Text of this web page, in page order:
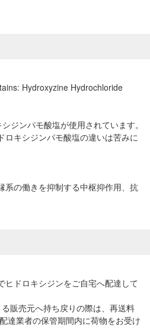
Hydroxyzine Hydrochloride
ジンパモ酸塩が使用されています。
ロキシジンパモ酸塩の違いは苦みに
系の働きを抑制する中枢抑作用、抗
ヒドロキシジンをご自宅へ配達して
販売元へ持ち戻りの際は、再送料
達業者の保管期間内に荷物をお受け